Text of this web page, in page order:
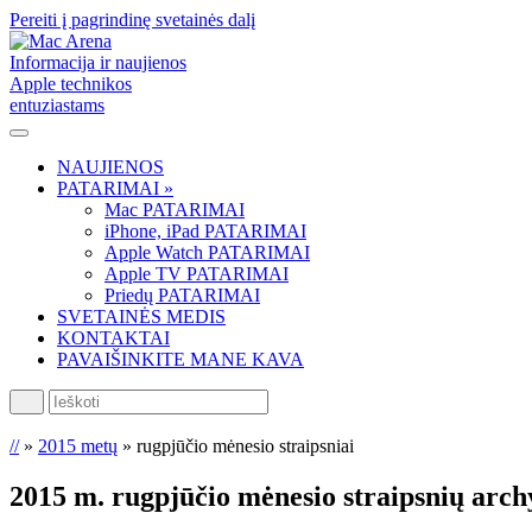
Pereiti į pagrindinę svetainės dalį
Informacija ir naujienos
Apple technikos
entuziastams
NAUJIENOS
PATARIMAI »
Mac PATARIMAI
iPhone, iPad PATARIMAI
Apple Watch PATARIMAI
Apple TV PATARIMAI
Priedų PATARIMAI
SVETAINĖS MEDIS
KONTAKTAI
PAVAIŠINKITE MANE KAVA
Ieškoti
//» 2015 metų » rugpjūčio mėnesio straipsniai
2015 m. rugpjūčio mėnesio straipsnių